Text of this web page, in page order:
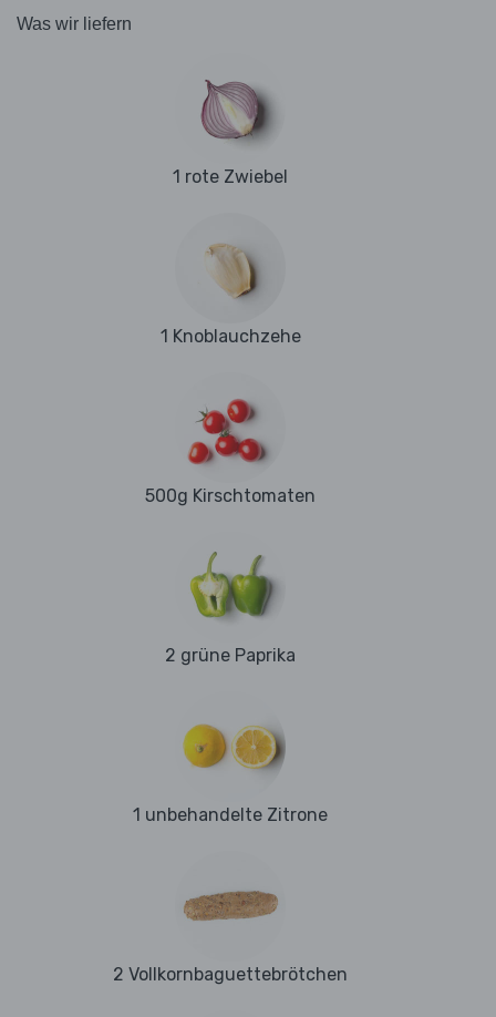
Was wir liefern
1 rote Zwiebel
1 Knoblauchzehe
500g Kirschtomaten
2 grüne Paprika
1 unbehandelte Zitrone
2 Vollkornbaguettebrötchen